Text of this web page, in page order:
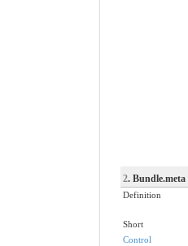
2. Bundle.meta
Definition
Short
Control